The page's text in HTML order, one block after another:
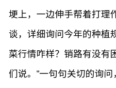
埂上，一边伸手帮着打理
谈，详细询问今年的种植
菜行情咋样？销路有没有
们说。”一句句关切的询